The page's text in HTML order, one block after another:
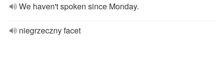
We haven't spoken since Monday.
niegrzeczny facet